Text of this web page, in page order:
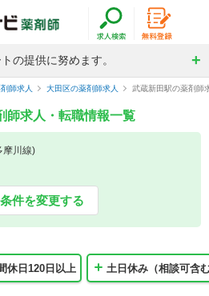
の提供に努めます。
師求人 大田区の薬剤師求人 武蔵新田駅の薬剤師
師求人・転職情報一覧
摩川線)
条件を変更する
休日120日以上 土日休み（相談可含